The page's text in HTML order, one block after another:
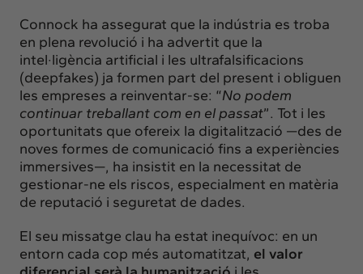
Connock ha assegurat que la indústria es troba
en plena revolució i ha advertit que la
intel·ligència artificial i les ultrafalsificacions
(deepfakes) ja formen part del present i obliguen
les empreses a reinventar-se: “No podem
continuar treballant com en el passat”. Tot i les
oportunitats que ofereix la digitalització —des de
noves formes de comunicació fins a experiències
immersives—, ha insistit en la necessitat de
gestionar-ne els riscos, especialment en matèria
de reputació i seguretat de dades.
El seu missatge clau ha estat inequívoc: en un
entorn cada cop més automatitzat, el valor